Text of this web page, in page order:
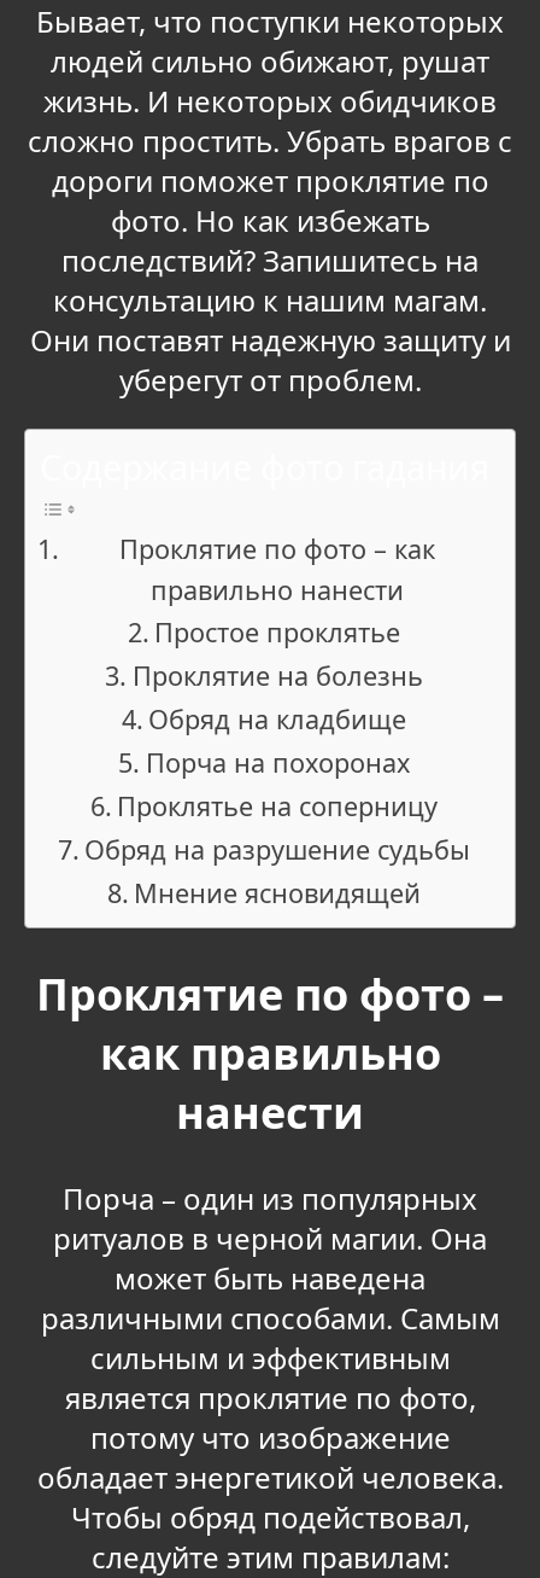
Бывает, что поступки некоторых
людей сильно обижают, рушат
жизнь. И некоторых обидчиков
сложно простить. Убрать врагов с
дороги поможет проклятие по
фото. Но как избежать
последствий? Запишитесь на
консультацию к нашим магам.
Они поставят надежную защиту и
уберегут от проблем.
Проклятие по фото – как
правильно нанести
Простое проклятье
Проклятие на болезнь
Обряд на кладбище
Порча на похоронах
Проклятье на соперницу
Обряд на разрушение судьбы
Мнение ясновидящей
Проклятие по фото –
как правильно
нанести
Порча – один из популярных
ритуалов в черной магии. Она
может быть наведена
различными способами. Самым
сильным и эффективным
является проклятие по фото,
потому что изображение
обладает энергетикой человека.
Чтобы обряд подействовал,
следуйте этим правилам: